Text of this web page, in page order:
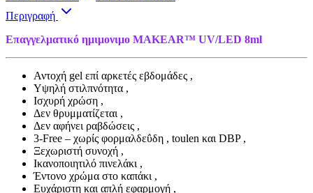
Περιγραφή
Επαγγελματικό ημιμονιμο MAKEAR™ UV/LED 8ml
Αντοχή gel επί αρκετές εβδομάδες ,
Yψηλή στιλπνότητα ,
Ισχυρή χρώση ,
Δεν θρυμματίζεται ,
Δεν αφήνει ραβδώσεις ,
3-Free – χωρίς φορμαλδεΰδη , toulen και DBP ,
Ξεχωριστή συνοχή ,
Ικανοποιητιλό πινελάκι ,
Έντονο χρώμα στο καπάκι ,
Ευχάριστη και απλή εφαρμογή ,